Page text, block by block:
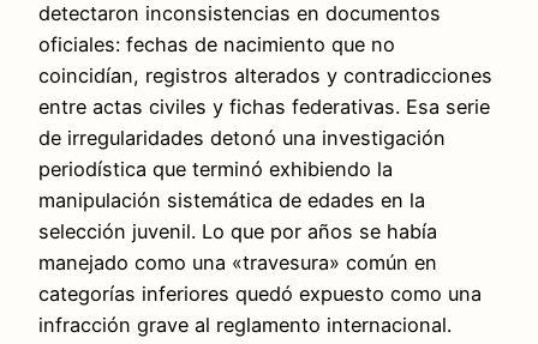
detectaron inconsistencias en documentos
oficiales: fechas de nacimiento que no
coincidían, registros alterados y contradicciones
entre actas civiles y fichas federativas. Esa serie
de irregularidades detonó una investigación
periodística que terminó exhibiendo la
manipulación sistemática de edades en la
selección juvenil. Lo que por años se había
manejado como una «travesura» común en
categorías inferiores quedó expuesto como una
infracción grave al reglamento internacional.